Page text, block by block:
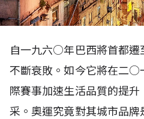
自一九六○年巴西將首都遷
不斷衰敗。如今它將在二○
際賽事加速生活品質的提
采。奧運究竟對其城市品